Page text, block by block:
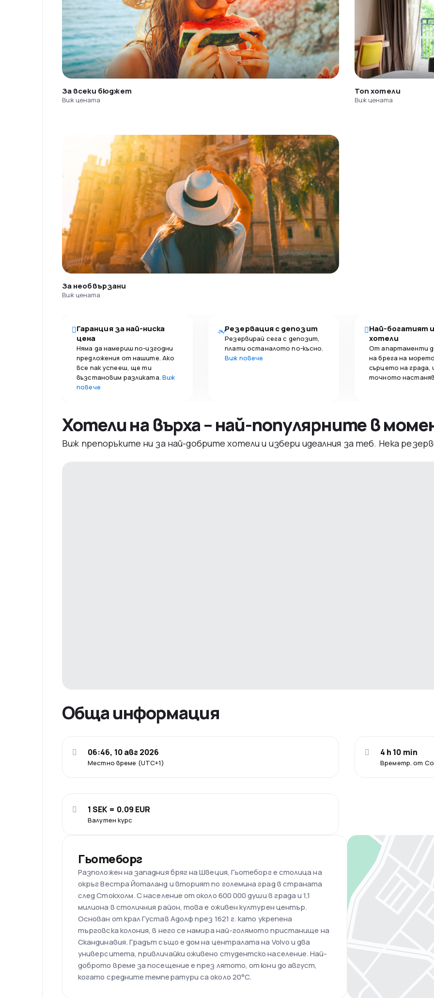
За всеки бюджет
Виж цената
Топ хотели
Виж цената
За необвързани
Виж цената
Гаранция за най-ниска
цена
Няма да намериш по-изгодни
предложения от нашите. Ако
все пак успееш, ще ти
възстановим разликата. Виж
повече
Резервация с депозит
Резервирай сега с депозит,
плати останалото по-късно.
Виж повече
Най-богатият
хотели
От апартаменти
на брега на
сърцето на града,
точното
Хотели на върха – най-популярните в
Виж препоръките ни за най-добрите хотели и избери идеалния за теб. Нека
Обща информация
Местно време (UTC+1)
06:46, 10 авг 2026
Времетр. от
4 h 10 min
Валутен курс
1 SEK = 0.09 EUR
Гьотеборг
Разположен на западния бряг на Швеция, Гьотеборг е столица на
окръг Вестра Йоталанд и вторият по големина град в страната
след Стокхолм. С население от около 600 000 души в града и 1,1
милиона в столичния район, това е оживен културен център.
Основан от крал Густав Адолф през 1621 г. като укрепена
търговска колония, в него се намира най-голямото пристанище на
Скандинавия. Градът също е дом на централата на Volvo и два
университета, привличайки оживено студентско население. Най-
доброто време за посещение е през лятото, от юни до август,
когато средните температури са около 20°C.